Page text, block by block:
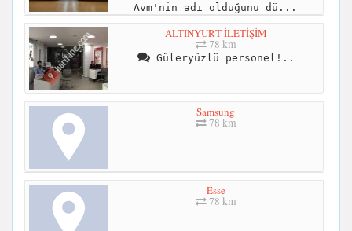
Avm'nin adı olduğunu dü...
ALTINYURT İLETİŞİM
78 km
Güleryüzlü personel!..
Samsung
78 km
Esse
78 km